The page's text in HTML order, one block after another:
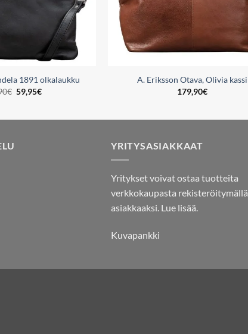
1891 olkalaukku
€ Alkuperäinen
hinta
59,95€Nykyinen
A. Eriksson Otava, Olivia kassi
179,90€
YRITYSASIAKKAAT
Yritykset voivat ostaa tuotteita
verkkokaupasta rekisteröitymällä
asiakkaaksi. Lue lisää.
Kuvapankki